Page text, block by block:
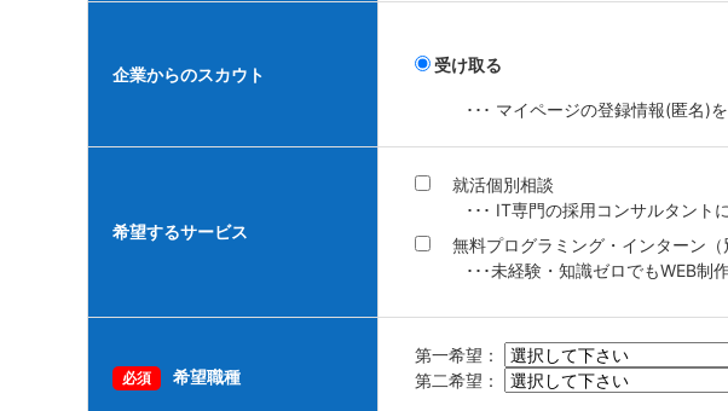
企業からのスカウト 受け取る
･･･ マイページの登録情報(匿名)
希望するサービス
就活個別相談
･･･ IT専門の採用コンサルタント
無料プログラミング・インターン（
･･･未経験・知識ゼロでもWEB制
必須 希望職種
第一希望：
第二希望：